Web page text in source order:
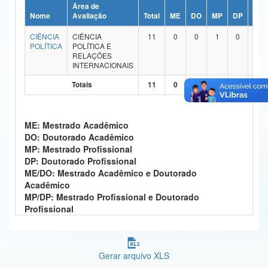
Ministério da Ciência, Tecnologia, Inovações e Comunicações
Ministério do Meio Ambiente
Ministério do Desenvolvimento Regional
Ministério da Mulher, da Família e dos Direitos Humanos
Secretaria-Geral
Secretaria de Governo
Gabinete de Segurança Institucional
Nome
Área de
Avaliação
Total ME DO MP DP
CIÊNCIA
POLÍTICA
CIÊNCIA
POLÍTICA E
RELAÇÕES
INTERNACIONAIS
11 0 0 1 0
Totais 11 0 0 0 8
ME: Mestrado Acadêmico
DO: Doutorado Acadêmico
MP: Mestrado Profissional
DP: Doutorado Profissional
ME/DO: Mestrado Acadêmico e Doutorado
Acadêmico
MP/DP: Mestrado Profissional e Doutorado
Profissional
Gerar arquivo XLS